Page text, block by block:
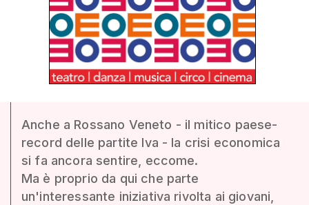
Anche a Rossano Veneto - il mitico paese-
record delle partite Iva - la crisi economica
si fa ancora sentire, eccome.
Ma è proprio da qui che parte
un'interessante iniziativa rivolta ai giovani,